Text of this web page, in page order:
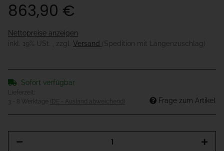
863,90 €
Nettopreise anzeigen
inkl. 19% USt. , zzgl. Versand (Spedition mit Längenzuschlag)
Sofort verfügbar
Lieferzeit:
3 - 8 Werktage
(DE - Ausland abweichend) Frage zum Artikel